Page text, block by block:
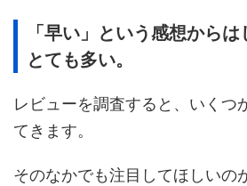
「早い」という感想から
とても多い。
レビューを調査すると、いくつ
てきます。
そのなかでも注目してほしいの